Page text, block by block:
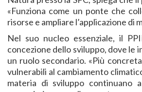
«Funziona come un ponte che
risorse e ampliare l’applicazione di
Nel suo nucleo essenziale, il
concezione dello sviluppo, dove
un ruolo secondario. «Più
vulnerabili al cambiamento
materia di sviluppo continuano